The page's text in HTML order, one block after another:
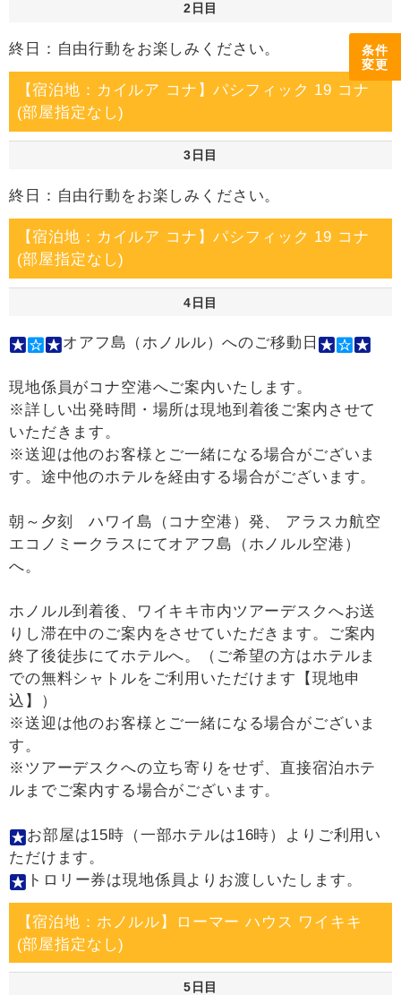
条件
変更
2日目
終日：自由行動をお楽しみください。
【宿泊地：カイルア コナ】パシフィック 19 コナ
(部屋指定なし)
3日目
終日：自由行動をお楽しみください。
【宿泊地：カイルア コナ】パシフィック 19 コナ
(部屋指定なし)
4日目
オアフ島（ホノルル）へのご移動日
現地係員がコナ空港へご案内いたします。
※詳しい出発時間・場所は現地到着後ご案内させて
いただきます。
※送迎は他のお客様とご一緒になる場合がございま
す。途中他のホテルを経由する場合がございます。
朝～夕刻 ハワイ島（コナ空港）発、 アラスカ航空
エコノミークラスにてオアフ島（ホノルル空港）
へ。
ホノルル到着後、ワイキキ市内ツアーデスクへお送
りし滞在中のご案内をさせていただきます。ご案内
終了後徒歩にてホテルへ。（ご希望の方はホテルま
での無料シャトルをご利用いただけます【現地申
込】）
※送迎は他のお客様とご一緒になる場合がございま
す。
※ツアーデスクへの立ち寄りをせず、直接宿泊ホテ
ルまでご案内する場合がございます。
お部屋は15時（一部ホテルは16時）よりご利用い
ただけます。
トロリー券は現地係員よりお渡しいたします。
【宿泊地：ホノルル】ローマー ハウス ワイキキ
(部屋指定なし)
5日目